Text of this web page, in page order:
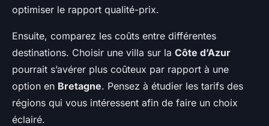
optimiser le rapport qualité-prix.
Ensuite, comparez les coûts entre différentes
destinations. Choisir une villa sur la Côte d’Azur
pourrait s’avérer plus coûteux par rapport à une
option en Bretagne. Pensez à étudier les tarifs des
régions qui vous intéressent afin de faire un choix
éclairé.